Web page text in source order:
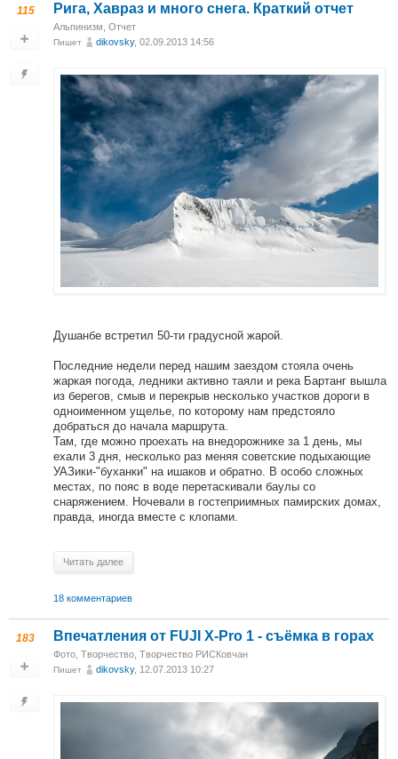
115 Рига, Хавраз и много снега. Краткий отчет
Альпинизм Отчет
Пишет dikovsky, 02.09.2013 14:56
Душанбе встретил 50-ти градусной жарой.
Последние недели перед нашим заездом стояла очень
жаркая погода, ледники активно таяли и река Бартанг вышла
из берегов, смыв и перекрыв несколько участков дороги в
одноименном ущелье, по которому нам предстояло
добраться до начала маршрута.
Там, где можно проехать на внедорожнике за 1 день, мы
ехали 3 дня, несколько раз меняя советские подыхающие
УАЗики-"буханки" на ишаков и обратно. В особо сложных
местах, по пояс в воде перетаскивали баулы со
снаряжением. Ночевали в гостеприимных памирских домах,
правда, иногда вместе с клопами.
Читать далее
18 комментариев
183 Впечатления от FUJI X-Pro 1 - съёмка в горах
Фото Творчество Творчество РИСКовчан
Пишет dikovsky, 12.07.2013 10:27